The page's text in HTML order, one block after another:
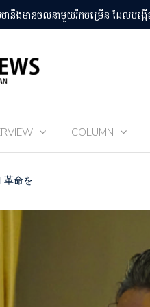
EXPO 2025 នៅតំបន់Osaka Kansai
COLUMN
革命を